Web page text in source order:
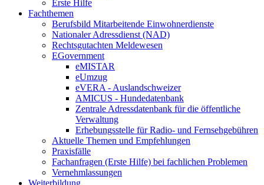
Erste Hilfe
Fachthemen
Berufsbild Mitarbeitende Einwohnerdienste
Nationaler Adressdienst (NAD)
Rechtsgutachten Meldewesen
EGovernment
eMISTAR
eUmzug
eVERA - Auslandschweizer
AMICUS - Hundedatenbank
Zentrale Adressdatenbank für die öffentliche
Verwaltung
Erhebungsstelle für Radio- und Fernsehgebühren
Aktuelle Themen und Empfehlungen
Praxisfälle
Fachanfragen (Erste Hilfe) bei fachlichen Problemen
Vernehmlassungen
Weiterbildung